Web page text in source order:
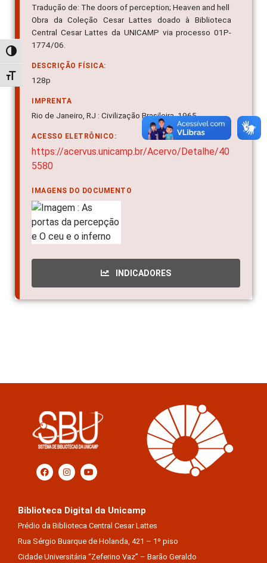
Alternar alto contraste
Alternar tamanho da fonte
Tradução de: The doors of perception; Heaven and hell
Obra da Coleção Cesar Lattes doado à Biblioteca
Central Cesar Lattes da UNICAMP via processo 01P-
1774/06.
DESCRIÇÃO FÍSICA:
128p
IMPRENTA
Rio de Janeiro, RJ : Civilização Brasileira, 1965
ACESSO ELETRÔNICO:
https://acervus.unicamp.br/Acervo/Detalhe/40
5580
IMAGENS DO DOCUMENTO
INDICADORES
Biblioteca Digital da Unicamp
Prédio da Biblioteca Central Cesar Lattes
Rua Sérgio Buarque de Holanda, 421 – 1º piso
Cidade Universitária “Zeferino Vaz” – Barão Geraldo